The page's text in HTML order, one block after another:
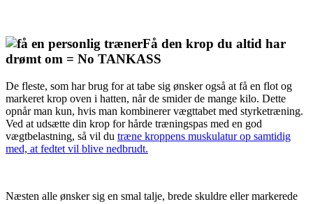
Få den krop du altid har
drømt om = No TANKASS
De fleste, som har brug for at tabe sig ønsker også at få en flot og
markeret krop oven i hatten, når de smider de mange kilo. Dette
opnår man kun, hvis man kombinerer vægttabet med styrketræning.
Ved at udsætte din krop for hårde træningspas med en god
vægtbelastning, så vil du træne kroppens muskulatur op samtidig
med, at fedtet vil blive nedbrudt.
Næsten alle ønsker sig en smal talje, brede skuldre eller markerede